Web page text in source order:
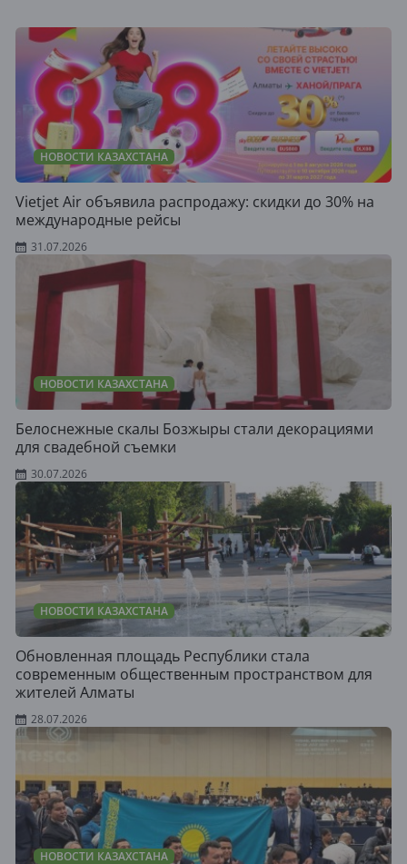
НОВОСТИ КАЗАХСТАНА
Vietjet Air объявила распродажу: скидки до 30% на
международные рейсы
31.07.2026
НОВОСТИ КАЗАХСТАНА
Белоснежные скалы Бозжыры стали декорациями
для свадебной съемки
30.07.2026
НОВОСТИ КАЗАХСТАНА
Обновленная площадь Республики стала
современным общественным пространством для
жителей Алматы
28.07.2026
НОВОСТИ КАЗАХСТАНА